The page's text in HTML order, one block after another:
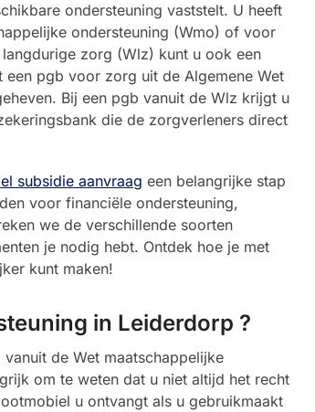
ondersteuning vaststelt. U heeft
ondersteuning (Wmo) of voor
zorg (Wlz) kunt u ook een
pgb voor zorg uit de Algemene Wet
Bij een pgb vanuit de Wlz krijgt u
die de zorgverleners direct
subsidie aanvraag een belangrijke stap
voor financiële ondersteuning,
we de verschillende soorten
je nodig hebt. Ontdek hoe je met
kunt maken!
in Leiderdorp ?
de Wet maatschappelijke
om te weten dat u niet altijd het recht
u ontvangt als u gebruikmaakt